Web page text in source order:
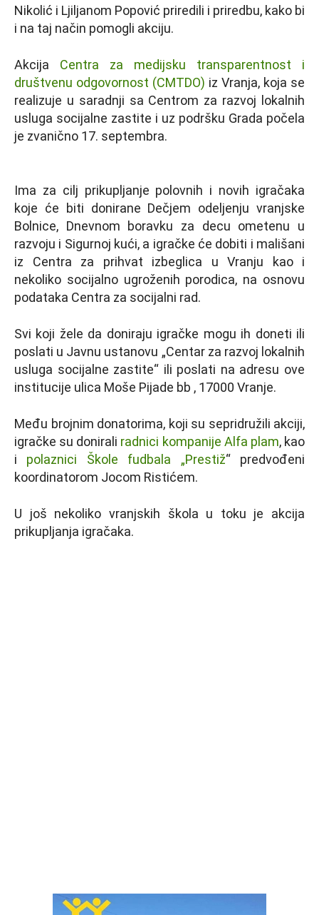
Nikolić i Ljiljanom Popović priredili i priredbu, kako bi
i na taj način pomogli akciju.
Akcija Centra za medijsku transparentnost i
društvenu odgovornost (CMTDO) iz Vranja, koja se
realizuje u saradnji sa Centrom za razvoj lokalnih
usluga socijalne zastite i uz podršku Grada počela
je zvanično 17. septembra.
Ima za cilj prikupljanje polovnih i novih igračaka
koje će biti donirane Dečjem odeljenju vranjske
Bolnice, Dnevnom boravku za decu ometenu u
razvoju i Sigurnoj kući, a igračke će dobiti i mališani
iz Centra za prihvat izbeglica u Vranju kao i
nekoliko socijalno ugroženih porodica, na osnovu
podataka Centra za socijalni rad.
Svi koji žele da doniraju igračke mogu ih doneti ili
poslati u Javnu ustanovu „Centar za razvoj lokalnih
usluga socijalne zastite“ ili poslati na adresu ove
institucije ulica Moše Pijade bb , 17000 Vranje.
Među brojnim donatorima, koji su sepridružili akciji,
igračke su donirali radnici kompanije Alfa plam, kao
i polaznici Škole fudbala „Prestiž“ predvođeni
koordinatorom Jocom Ristićem.
U još nekoliko vranjskih škola u toku je akcija
prikupljanja igračaka.